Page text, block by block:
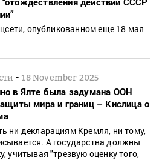
опубликованном еще 18 мая
-18 November 2025
в Ялте была задумана ООН
мира и границ – Кислица о
ни декларациям Кремля, ни тому,
А государства должны
учитывая "трезвую оценку того,